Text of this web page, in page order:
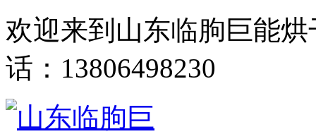
欢迎来到山东临朐巨能
话：13806498230